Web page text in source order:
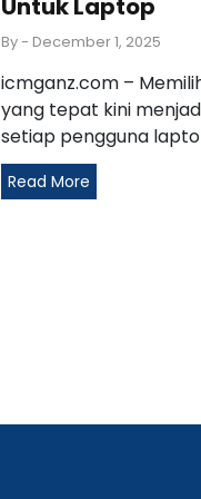
Untuk Laptop
By- December 1, 2025
icmganz.com –
yang tepat kini
setiap pengguna
Read More